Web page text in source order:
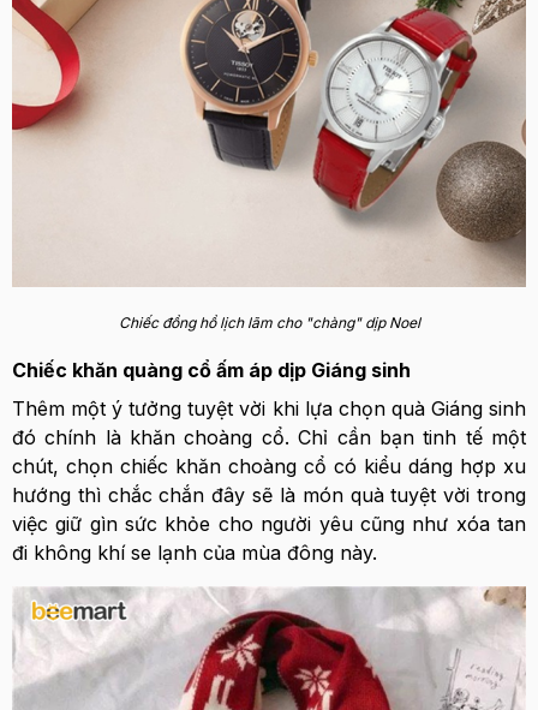
Chiếc đồng hồ lịch lãm cho "chàng" dịp Noel
Chiếc khăn quàng cổ ấm áp dịp Giáng sinh
Thêm một ý tưởng tuyệt vời khi lựa chọn quà Giáng sinh
đó chính là khăn choàng cổ. Chỉ cần bạn tinh tế một
chút, chọn chiếc khăn choàng cổ có kiểu dáng hợp xu
hướng thì chắc chắn đây sẽ là món quà tuyệt vời trong
việcgiữ gìn sức khỏe cho người yêu cũng như xóa tan
đi không khí se lạnh của mùa đông này.